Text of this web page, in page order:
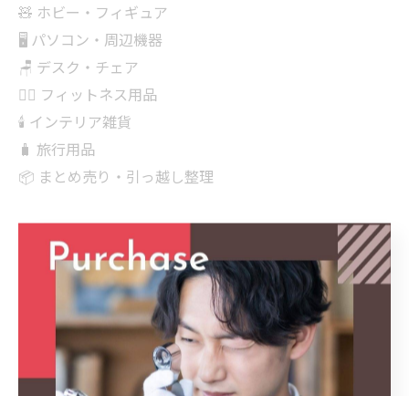
🧸 ホビー・フィギュア
🖥 パソコン・周辺機器
🪑 デスク・チェア
🏋‍♂️ フィットネス用品
🕯 インテリア雑貨
🧳 旅行用品
📦 まとめ売り・引っ越し整理
🏪 買取マクサス三重四日市店が対応いたします！